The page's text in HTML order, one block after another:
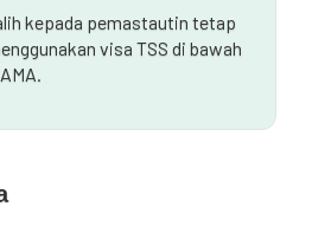
kepada pemastautin tetap
visa TSS di bawah